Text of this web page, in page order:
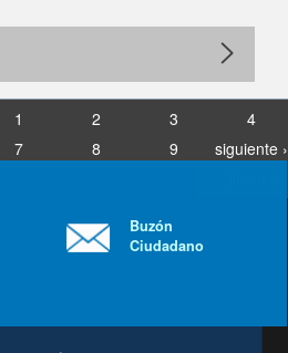
1 2 3
4
7 8 9
siguiente ›
Buzón
Ciudadano